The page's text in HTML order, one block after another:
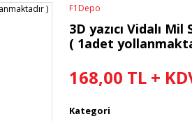
F1Depo
3D yazıcı Vidalı
( 1adet
168,00 TL +
Kategori